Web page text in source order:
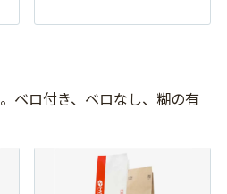
ベロ付き、ベロなし、糊の有